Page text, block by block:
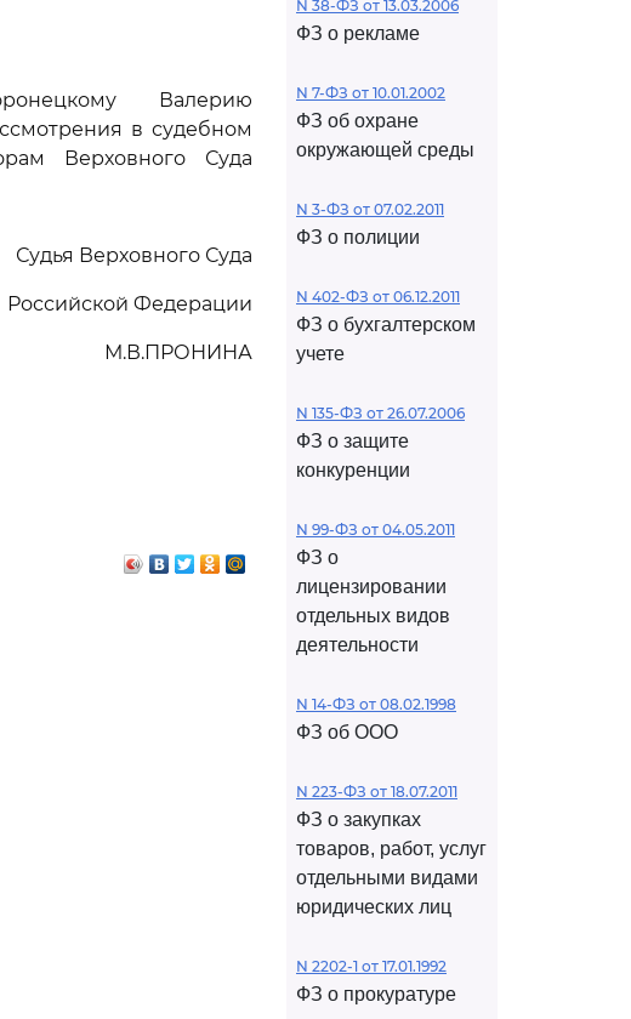
Валерию
в судебном
Верховного Суда
Судья Верховного Суда
Российской Федерации
М.В.ПРОНИНА
N 38-ФЗ от 13.03.2006
ФЗ о рекламе
N 7-ФЗ от 10.01.2002
ФЗ об охране
окружающей среды
N 3-ФЗ от 07.02.2011
ФЗ о полиции
N 402-ФЗ от 06.12.2011
ФЗ о бухгалтерском
учете
N 135-ФЗ от 26.07.2006
ФЗ о защите
конкуренции
N 99-ФЗ от 04.05.2011
ФЗ о
лицензировании
отдельных видов
деятельности
N 14-ФЗ от 08.02.1998
ФЗ об ООО
N 223-ФЗ от 18.07.2011
ФЗ о закупках
товаров, работ, услуг
отдельными видами
юридических лиц
N 2202-1 от 17.01.1992
ФЗ о прокуратуре